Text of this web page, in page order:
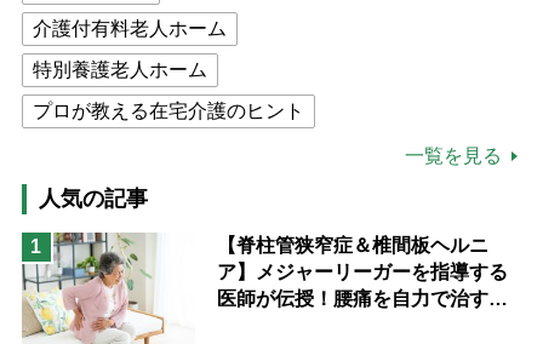
介護付有料老人ホーム
特別養護老人ホーム
プロが教える在宅介護のヒント
高木ブー
ケアマネジャー
猫が母になつきません
息子の遠距離介護サバイバル術
兄がボケました
一覧を見る
人気の記事
1
【脊柱管狭窄症＆椎間板ヘルニ
ア】メジャーリーガーを指導する
医師が伝授！腰痛を自力で治す運